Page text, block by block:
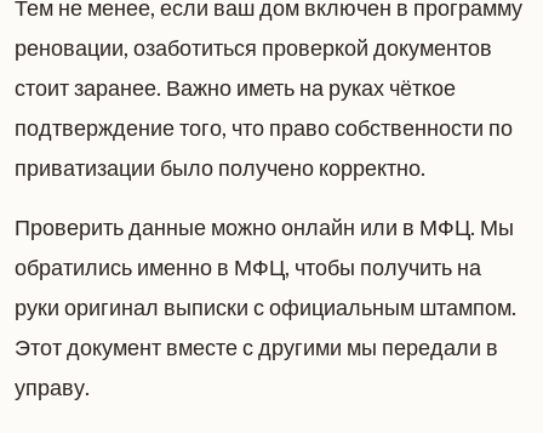
Тем не менее, если ваш дом включен в программу
реновации, озаботиться проверкой документов
стоит заранее. Важно иметь на руках чёткое
подтверждение того, что право собственности по
приватизации было получено корректно.
Проверить данные можно онлайн или в МФЦ. Мы
обратились именно в МФЦ, чтобы получить на
руки оригинал выписки с официальным штампом.
Этот документ вместе с другими мы передали в
управу.